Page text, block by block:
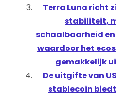
Terra Luna richt
stabiliteit,
schaalbaarheid
waardoor het
gemakkelijk
De uitgifte van
stablecoin